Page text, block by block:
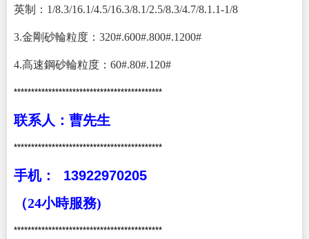
英制：1/8.3/16.1/4.5/16.3/8.1/2.5/8.3/4.7/8.1.1-1/8
3.金剛砂輪粒度：320#.600#.800#.1200#
4.高速鋼砂輪粒度：60#.80#.120#
*******************************************
联系人： 曹先生
*******************************************
手机：
13922970205
（24小時服務)
*******************************************